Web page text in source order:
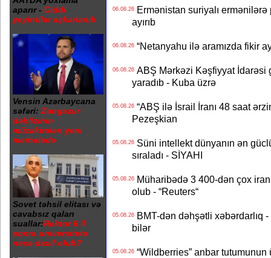
aparır - Ciddi
yeyintilər aşkarlanıb
Vensin Azərbaycana
səfəri: Zəngəzur
dəhlizinin
müzakirələri yeni
mərhələdə
Sovet təhsil elitası və
cavabsız qalan
suallar:Rektor 6 il
sonra universitetə
necə daxil olub?
06.08.26Ermənistan suriyalı ermənilərə
ayırıb
06.08.26“Netanyahu ilə aramızda fikir
06.08.26ABŞ Mərkəzi Kəşfiyyat İdarəsi
yaradıb - Kuba üzrə
05.08.26“ABŞ ilə İsrail İranı 48 saat
Pezeşkian
05.08.26Süni intellekt dünyanın ən
sıraladı - SİYAHI
05.08.26Müharibədə 3 400-dən çox
olub - “Reuters“
05.08.26BMT-dən dəhşətli xəbərdarlıq
bilər
05.08.26“Wildberries” anbar tutumunun